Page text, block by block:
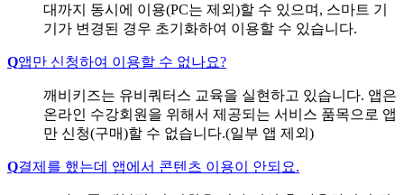
대까지 동시에 이용(PC는 제외)할 수 있으며, 스마트 기
기가 변경된 경우 초기화하여 이용할 수 있습니다.
Q앱만 신청하여 이용할 수 없나요?
깨비키즈는 유비쿼터스 교육을 실현하고 있습니다. 앱은
온라인 수강회원을 위해서 제공되는 서비스 품목으로 앱
만 신청(구매)할 수 없습니다.(일부 앱 제외)
Q결제를 했는데 앱에서 콘텐츠 이용이 안되요.